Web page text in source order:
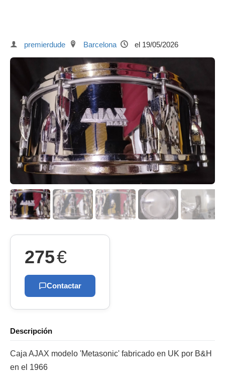
premierdude Barcelona el 19/05/2026
275€
Contactar
Descripción
Caja AJAX modelo 'Metasonic' fabricado en UK por B&H
en el 1966